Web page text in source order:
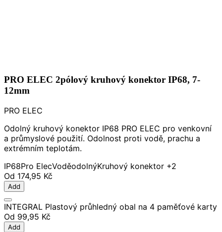
PRO ELEC 2pólový kruhový konektor IP68, 7-
12mm
PRO ELEC
Odolný kruhový konektor IP68 PRO ELEC pro venkovní
a průmyslové použití. Odolnost proti vodě, prachu a
extrémním teplotám.
IP68Pro ElecVoděodolnýKruhový konektor +2
Od 174,95 Kč
Add
INTEGRAL Plastový průhledný obal na 4 paměťové karty
Od 99,95 Kč
Add